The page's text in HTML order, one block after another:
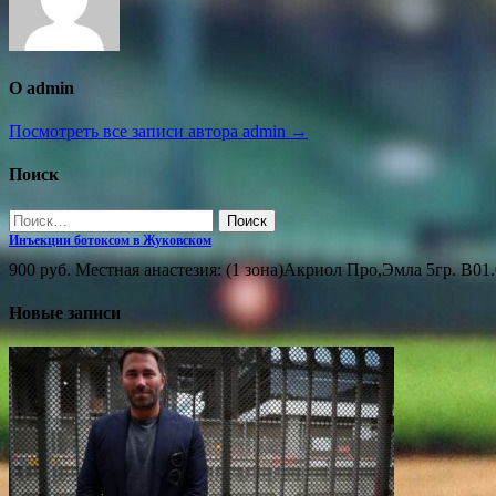
О admin
Посмотреть все записи автора admin →
Поиск
Найти:
Инъекции ботоксом в Жуковском
900 руб. Местная анастезия: (1 зона)Акриол Про,Эмла 5гр.
Новые записи